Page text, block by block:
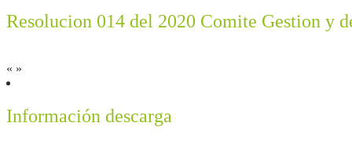
Resolucion 014 del 2020 Comite Gestion y
« »
Información descarga